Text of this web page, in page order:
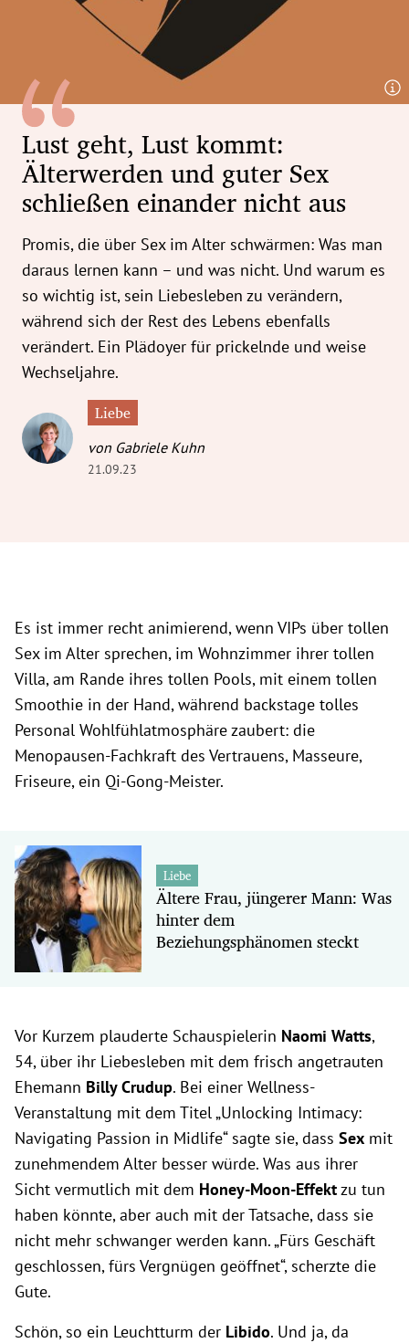
Untermenü
Untermenü
Untermenü
Untermenü
Untermenü
Untermenü
Untermenü
Untermenü
Lust geht, Lust kommt:
Älterwerden und guter Sex
schließen einander nicht aus
Promis, die über Sex im Alter schwärmen: Was man
daraus lernen kann – und was nicht. Und warum es
so wichtig ist, sein Liebesleben zu verändern,
während sich der Rest des Lebens ebenfalls
verändert. Ein Plädoyer für prickelnde und weise
Wechseljahre.
Liebe
von Gabriele Kuhn
21.09.23
Es ist immer recht animierend, wenn VIPs über tollen
Sex im Alter sprechen, im Wohnzimmer ihrer tollen
Villa, am Rande ihres tollen Pools, mit einem tollen
Smoothie in der Hand, während backstage tolles
Personal Wohlfühlatmosphäre zaubert: die
Menopausen-Fachkraft des Vertrauens, Masseure,
Friseure, ein Qi-Gong-Meister.
Liebe
Ältere Frau, jüngerer Mann: Was
hinter dem
Beziehungsphänomen steckt
Vor Kurzem plauderte Schauspielerin Naomi Watts,
54, über ihr Liebesleben mit dem frisch angetrauten
Ehemann Billy Crudup. Bei einer Wellness-
Veranstaltung mit dem Titel „Unlocking Intimacy:
Navigating Passion in Midlife“ sagte sie, dass Sex mit
zunehmendem Alter besser würde. Was aus ihrer
Sicht vermutlich mit dem Honey-Moon-Effektzu tun
haben könnte, aber auch mit der Tatsache, dass sie
nicht mehr schwanger werden kann. „Fürs Geschäft
geschlossen, fürs Vergnügen geöffnet“, scherzte die
Gute.
Schön, so ein Leuchtturm der Libido. Und ja, da